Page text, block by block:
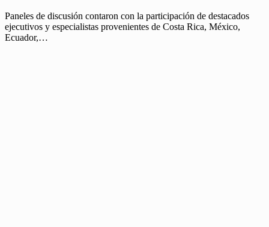
Paneles de discusión contaron con la participación de destacados
ejecutivos y especialistas provenientes de Costa Rica, México,
Ecuador,…